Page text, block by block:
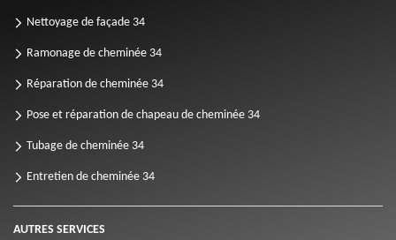
Nettoyage de façade 34
Ramonage de cheminée 34
Réparation de cheminée 34
Pose et réparation de chapeau de cheminée 34
Tubage de cheminée 34
Entretien de cheminée 34
AUTRES SERVICES